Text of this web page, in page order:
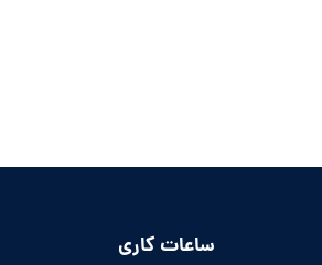
ساعات کاری